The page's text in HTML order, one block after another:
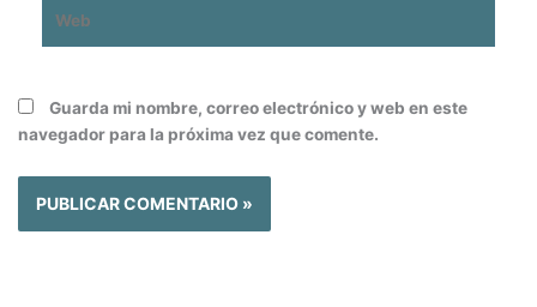
Guarda mi nombre, correo electrónico y web en este
navegador para la próxima vez que comente.